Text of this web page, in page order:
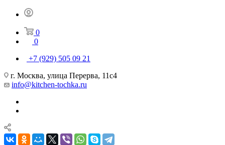
0
0
+7 (929) 505 09 21
г. Москва, улица Перерва, 11с4
info@kitchen-tochka.ru